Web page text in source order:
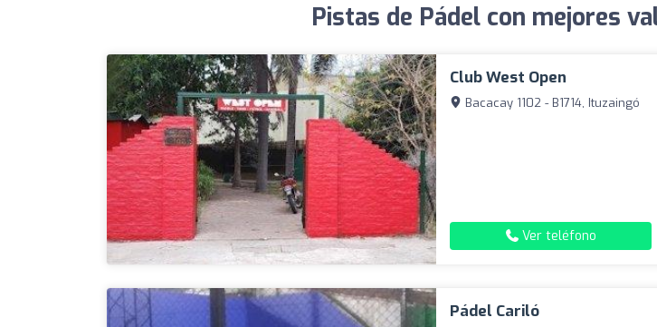
Pistas de Pádel con mejores
Club West Open
Bacacay 1102 - B1714, Ituzaingó
Ver teléfono
Pádel Cariló